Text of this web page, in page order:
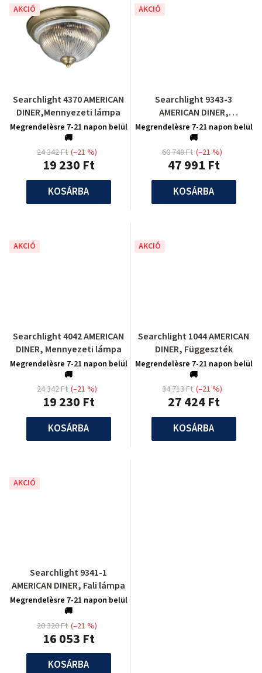
AKCIÓ
Searchlight 4370 AMERICAN
DINER,Mennyezeti lámpa
Megrendelèsre 7-21 napon belül
🚚
19 230 Ft
24 342 Ft (–21 %)
KOSÁRBA
AKCIÓ
Searchlight 9343-3
AMERICAN DINER,
Függeszték
Megrendelèsre 7-21 napon belül
🚚
47 991 Ft
60 748 Ft (–21 %)
KOSÁRBA
AKCIÓ
Searchlight 4042 AMERICAN
DINER, Mennyezeti lámpa
Megrendelèsre 7-21 napon belül
🚚
19 230 Ft
24 342 Ft (–21 %)
KOSÁRBA
AKCIÓ
Searchlight 1044 AMERICAN
DINER, Függeszték
Megrendelèsre 7-21 napon belül
🚚
27 424 Ft
34 713 Ft (–21 %)
KOSÁRBA
AKCIÓ
Searchlight 9341-1
AMERICAN DINER, Fali lámpa
Megrendelèsre 7-21 napon belül
🚚
16 053 Ft
20 320 Ft (–21 %)
KOSÁRBA